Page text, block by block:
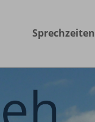
Sprechzeiten